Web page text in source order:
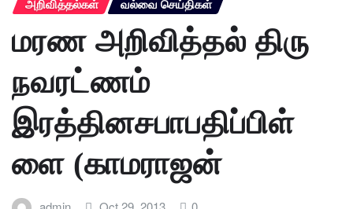
அறிவித்தல்கள் வல்வை செய்திகள்
மரண அறிவித்தல் திரு
நவரட்ணம்
இரத்தினசபாபதிப்பிள்
ளை (காமராஜன்